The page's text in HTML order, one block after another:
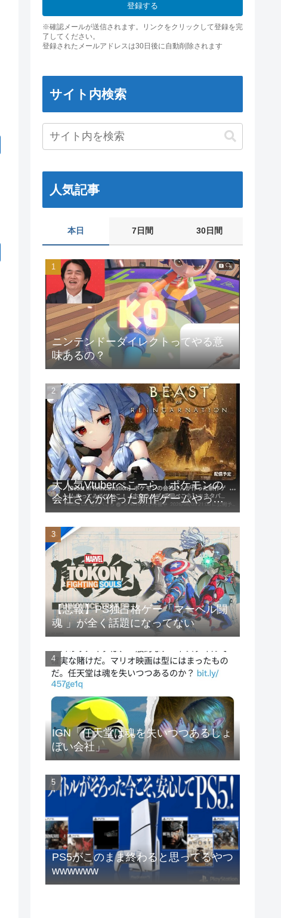
登録する
※確認メールが送信されます。リンクをクリックして登録を完
了してください。
登録されたメールアドレスは30日後に自動削除されます
サイト内検索
人気記事
本日 7日間 30日間
ニンテンドーダイレクトってやる意
味あるの？
大人気Vtuberぺこーら「ポケモンの
会社さんが作った新作ゲームやって
みる！」
【悲報】PS独占格ゲー「マーベル闘
魂 」が全く話題になってない
IGN「任天堂は魂を失いつつあるしょ
ぼい会社」
PS5がこのまま終わると思ってるやつ
wwwwww